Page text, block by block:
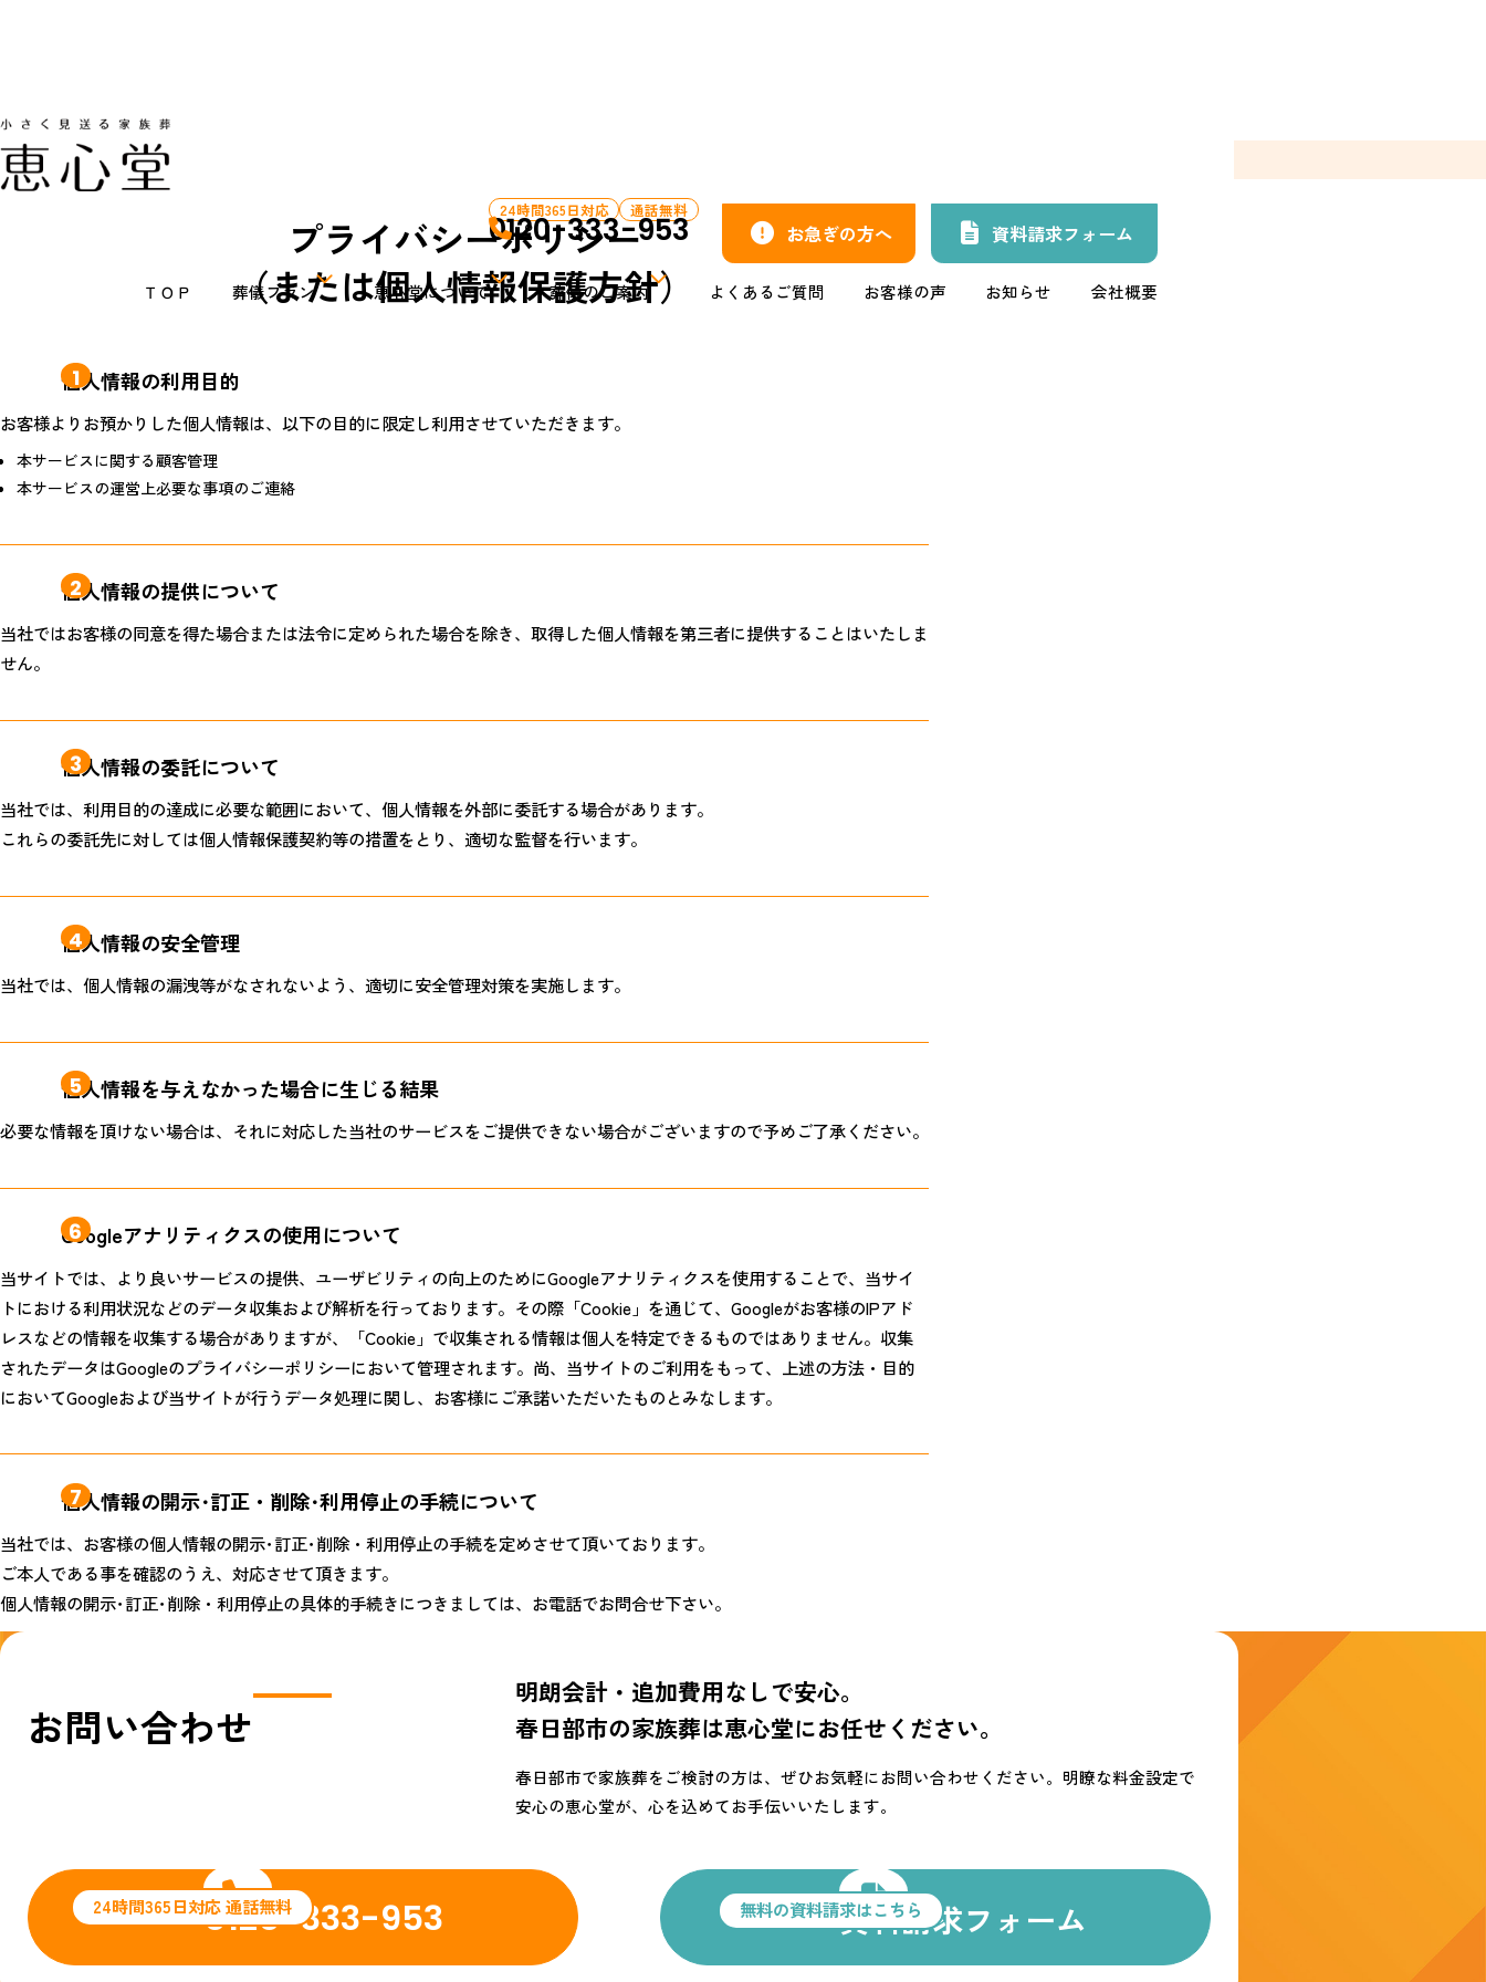
24時間365日対応 通話無料
0120-333-953 お急ぎの方へ 資料請求フォーム
ＴＯＰ 葬儀プラン
直葬プラン
恵心堂について
プラン内容について
葬儀のご案内 よくあるご質問 お客様の声 お知らせ 会社概要
プライバシーポリシー
（または個人情報保護方針）
1
個人情報の利用目的
お客様よりお預かりした個人情報は、以下の目的に限定し利用させていただきます。
本サービスに関する顧客管理
本サービスの運営上必要な事項のご連絡
2
個人情報の提供について
当社ではお客様の同意を得た場合または法令に定められた場合を除き、取得した個人情報を第三者に提供することはいたしま
せん。
3
個人情報の委託について
当社では、利用目的の達成に必要な範囲において、 個人情報を外部に委託する場合があります。
これらの委託先に対しては個人情報保護契約等の措置をとり、適切な監督を行います。
4
個人情報の安全管理
当社では、個人情報の漏洩等がなされないよう、適切に安全管理対策を実施します。
5
個人情報を与えなかった場合に生じる結果
必要な情報を頂けない場合は、それに対応した当社のサービスをご提供できない場合がございますので予めご了承ください。
6
Googleアナリティクスの使用について
当サイトでは、より良いサービスの提供、ユーザビリティの向上のためにGoogleアナリティクスを使用することで、当サイ
トにおける利用状況などのデータ収集および解析を行っております。その際「Cookie」を通じて、Googleがお客様のIPアド
レスなどの情報を収集する場合がありますが、「Cookie」で収集される情報は個人を特定できるものではありません。収集
されたデータはGoogleのプライバシーポリシーにおいて管理されます。尚、当サイトのご利用をもって、上述の方法・目的
においてGoogleおよび当サイトが行うデータ処理に関し、お客様にご承諾いただいたものとみなします。
7
個人情報の開示･訂正・削除･利用停止の手続について
当社では、お客様の個人情報の開示･訂正･削除・利用停止の手続を定めさせて頂いております。
ご本人である事を確認のうえ、対応させて頂きます。
個人情報の開示･訂正･削除・利用停止の具体的手続きにつきましては、お電話でお問合せ下さい。
お問い合わせ
明朗会計・追加費用なしで安心。
春日部市の家族葬は恵心堂にお任せください。
春日部市で家族葬をご検討の方は、ぜひお気軽にお問い合わせください。 明瞭な料金設定で
安心の恵心堂が、心を込めてお手伝いいたします。
24時間365日対応 通話無料0120-333-953 無料の資料請求はこちら資料請求フォーム